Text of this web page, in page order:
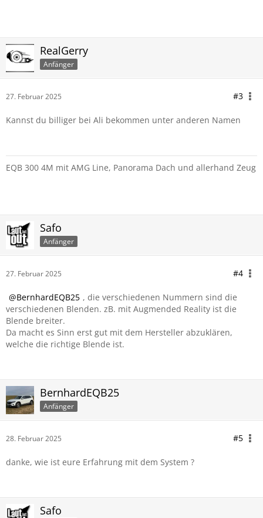
RealGerry
Anfänger
27. Februar 2025 #3
Kannst du billiger bei Ali bekommen unter anderen Namen
EQB 300 4M mit AMG Line, Panorama Dach und allerhand Zeug
Safo
Anfänger
27. Februar 2025 #4
BernhardEQB25 , die verschiedenen Nummern sind die
verschiedenen Blenden. zB. mit Augmended Reality ist die
Blende breiter.
Da macht es Sinn erst gut mit dem Hersteller abzuklären,
welche die richtige Blende ist.
BernhardEQB25
Anfänger
28. Februar 2025 #5
danke, wie ist eure Erfahrung mit dem System ?
Safo